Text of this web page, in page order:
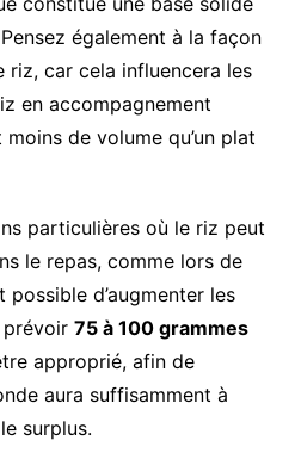
également à la façon
car cela influencera les
en accompagnement
de volume qu’un plat
particulières où le riz peut
le repas, comme lors de
d’augmenter les
prévoir 75 à 100 grammes
approprié, afin de
aura suffisamment à
surplus.